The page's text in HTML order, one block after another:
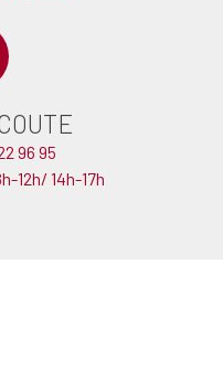
96 95
12h/ 14h-17h